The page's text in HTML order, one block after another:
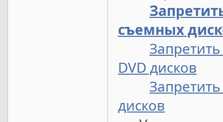
съемных
DVD дисков
дисков